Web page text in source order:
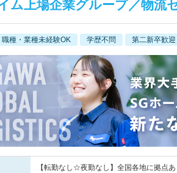
ム上場企業グループ／物流
職種・業種未経験OK 学歴不問 第二新卒歓迎
【転勤なし☆夜勤なし】全国各地に拠点